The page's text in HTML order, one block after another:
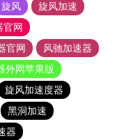
旋风
旋风加速
官网
官网
风驰加速器
外网苹果版
旋风加速度器
黑洞加速
器